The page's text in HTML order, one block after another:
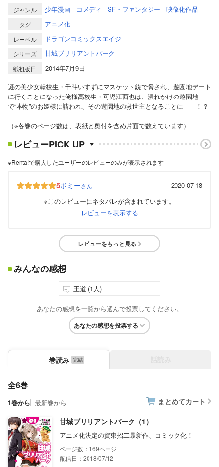
ジャンル 少年漫画 コメディ SF・ファンタジー 映像化作品
タグ アニメ化
レーベル ドラゴンコミックスエイジ
シリーズ 甘城ブリリアントパーク
紙初版日
2014年7月9日
謎の美少女転校生・千斗いすずにマスケット銃で脅され、遊園地デート
に行くことになった俺様高校生・可児江西也は、潰れかけの遊園地
で“本物”のお姫様に請われ、その遊園地の救世主となることに――！？
（※各巻のページ数は、表紙と奥付を含め片面で数えています）
レビューPICK UP
※Renta!で購入したユーザーのレビューのみが表示されます
5ボミーさん
2020-07-18
※このレビューにネタバレが含まれています。
レビューを表示する
レビューをもっと見る
みんなの感想
王道 (1人)
あなたの感想を一覧から選んで投票してください。
あなたの感想を投票する
巻読み
全6巻
1巻から 最新巻から まとめてカート
甘城ブリリアントパーク（1）
アニメ化決定の賀東招二最新作、コミック化！
169
配信日：2018/07/12